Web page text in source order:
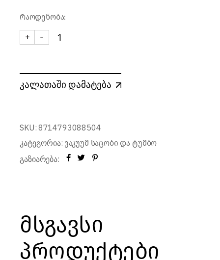
რაოდენობა:
ბოთლის ვაკუუმ საცობი - ფერადი (3 ცალი)
-
+
კალათაში დამატება
SKU: 8714793088504
კატეგორია: ვაკუუმ საცობი და ტუმბო
გაზიარება:
მსგავსი
პროდუქტები